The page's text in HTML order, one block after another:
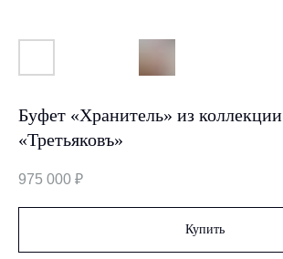
Буфет «Хранитель» из коллекции
«Третьяковъ»
975 000 ₽
Купить